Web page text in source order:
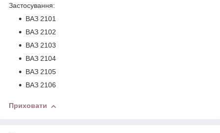
Застосування:
ВАЗ 2101
ВАЗ 2102
ВАЗ 2103
ВАЗ 2104
ВАЗ 2105
ВАЗ 2106
Приховати